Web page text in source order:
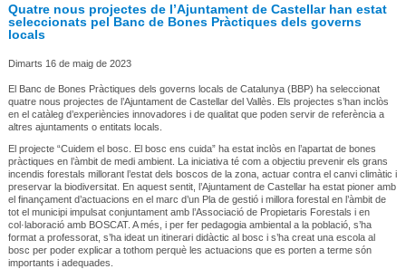
Quatre nous projectes de l’Ajuntament de Castellar han estat
seleccionats pel Banc de Bones Pràctiques dels governs
locals
Dimarts 16 de maig de 2023
El Banc de Bones Pràctiques dels governs locals de Catalunya (BBP) ha seleccionat
quatre nous projectes de l’Ajuntament de Castellar del Vallès. Els projectes s’han inclòs
en el catàleg d’experiències innovadores i de qualitat que poden servir de referència a
altres ajuntaments o entitats locals.
El projecte “Cuidem el bosc. El bosc ens cuida” ha estat inclòs en l’apartat de bones
pràctiques en l’àmbit de medi ambient. La iniciativa té com a objectiu prevenir els grans
incendis forestals millorant l’estat dels boscos de la zona, actuar contra el canvi climàtic i
preservar la biodiversitat. En aquest sentit, l’Ajuntament de Castellar ha estat pioner amb
el finançament d’actuacions en el marc d’un Pla de gestió i millora forestal en l’àmbit de
tot el municipi impulsat conjuntament amb l’Associació de Propietaris Forestals i en
col·laboració amb BOSCAT. A més, i per fer pedagogia ambiental a la població, s’ha
format a professorat, s’ha ideat un itinerari didàctic al bosc i s’ha creat una escola al
bosc per poder explicar a tothom perquè les actuacions que es porten a terme són
importants i adequades.